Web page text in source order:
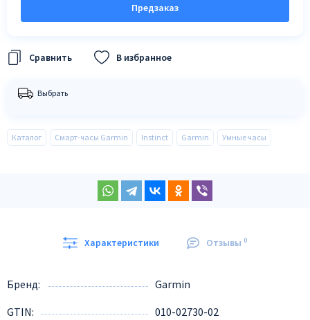
Предзаказ
В избранное
Выбрать
Каталог Смарт-часы Garmin Instinct Garmin Умные часы
Характеристики Отзывы 0
Бренд
Garmin
GTIN
010-02730-02